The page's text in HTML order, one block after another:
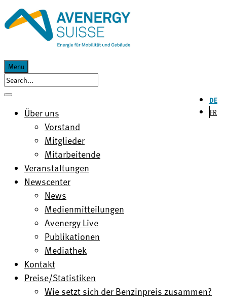
Menu
DE
FR
Über uns
Vorstand
Mitglieder
Mitarbeitende
Veranstaltungen
Newscenter
News
Medienmitteilungen
Avenergy Live
Publikationen
Mediathek
Kontakt
Preise/Statistiken
Wie setzt sich der Benzinpreis zusammen?